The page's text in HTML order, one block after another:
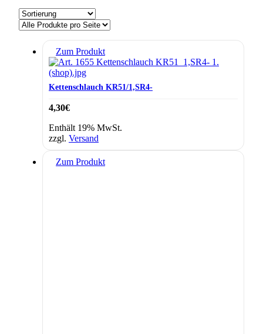
Zum Produkt
Kettenschlauch KR51/1,SR4-
4,30€
Enthält 19% MwSt.
zzgl. Versand
Zum Produkt